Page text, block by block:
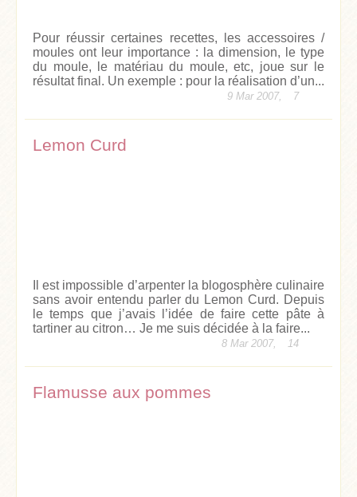
Pour réussir certaines recettes, les accessoires /
moules ont leur importance : la dimension, le type
du moule, le matériau du moule, etc, joue sur le
résultat final. Un exemple : pour la réalisation d’un...
9 Mar 2007, 7
Lemon Curd
Il est impossible d’arpenter la blogosphère culinaire
sans avoir entendu parler du Lemon Curd. Depuis
le temps que j’avais l’idée de faire cette pâte à
tartiner au citron… Je me suis décidée à la faire...
8 Mar 2007, 14
Flamusse aux pommes